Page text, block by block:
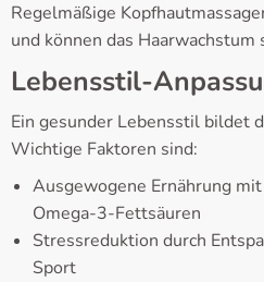
Regelmäßige
und können das
Lebensstil-
Ein gesunder Lebensstil bildet
Wichtige Faktoren sind:
Ausgewogene Ernährung
Omega-3-Fettsäuren
Stressreduktion durch
Sport